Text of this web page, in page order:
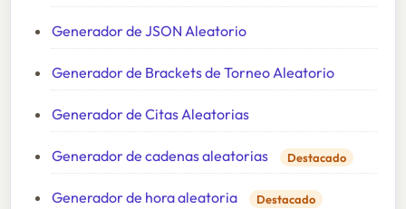
Generador de JSON Aleatorio
Generador de Brackets de Torneo Aleatorio
Generador de Citas Aleatorias
Generador de cadenas aleatorias Destacado
Generador de hora aleatoria Destacado